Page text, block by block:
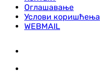
Оглашавање
Услови коришћења
WEBMAIL